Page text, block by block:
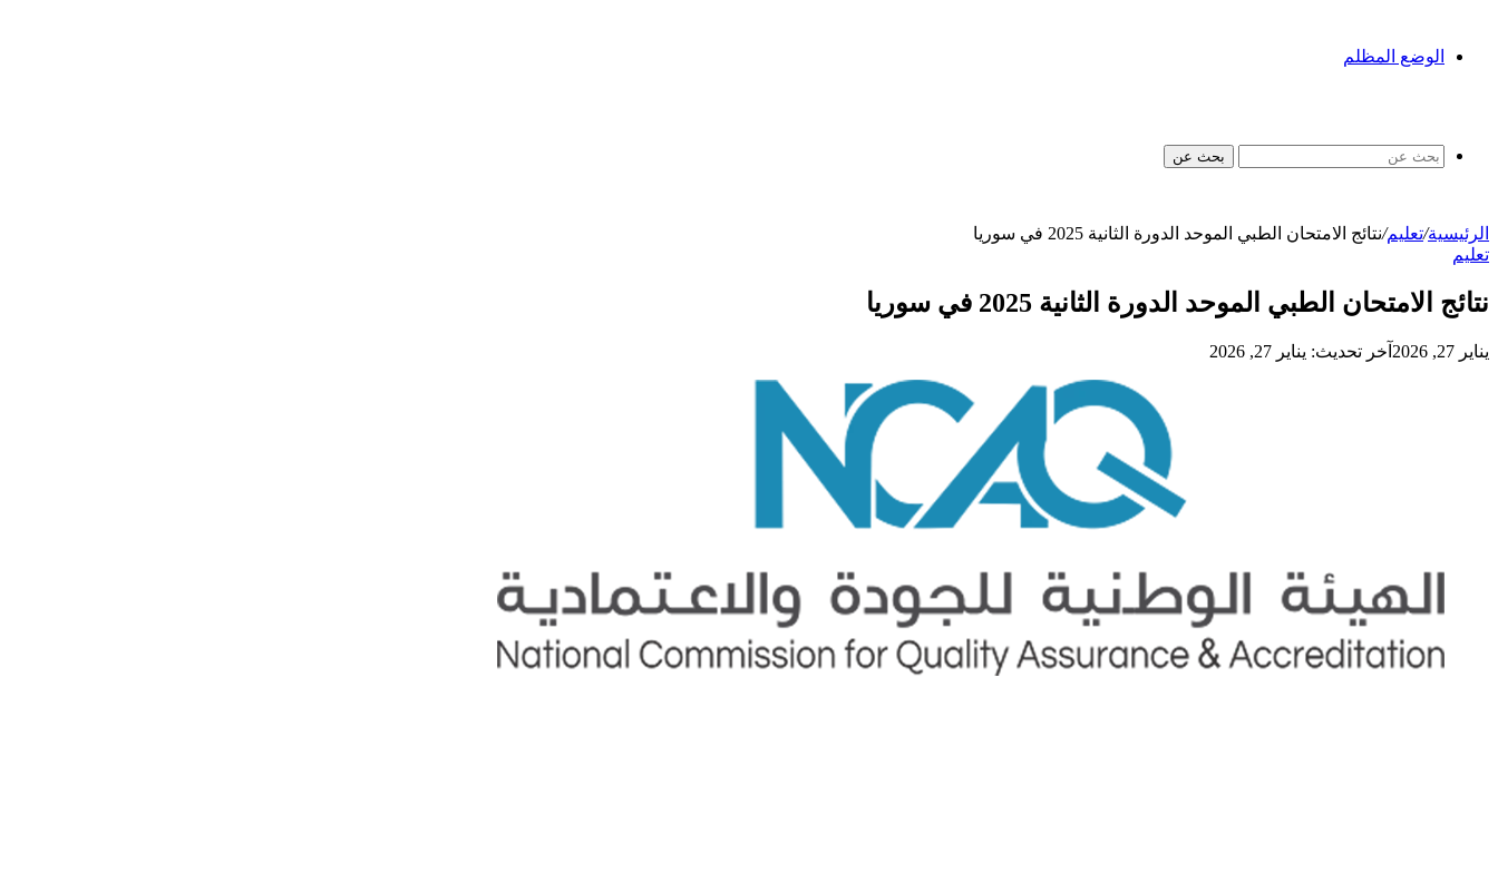
الوضع المظلم
بحث عن
الرئيسية/تعليم/نتائج الامتحان الطبي الموحد الدورة الثانية 2025 في سوريا
تعليم
نتائج الامتحان الطبي الموحد الدورة الثانية 2025 في سوريا
يناير 27, 2026 آخر تحديث: يناير 27, 2026